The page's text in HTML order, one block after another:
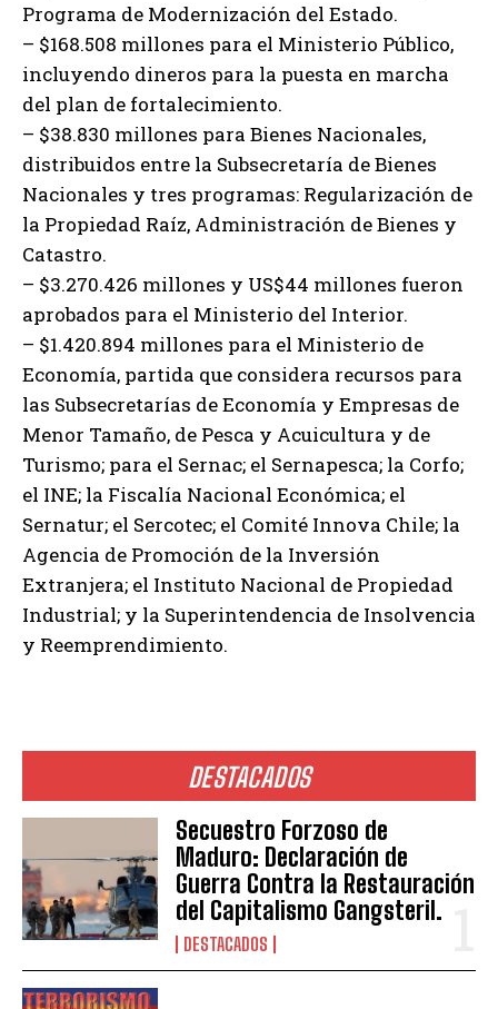
DESTACADOS
Secuestro Forzoso de
Maduro: Declaración de
Guerra Contra la Restauración
del Capitalismo Gangsteril.
DESTACADOS
Programa de Modernización del Estado.
– $168.508 millones para el Ministerio Público,
incluyendo dineros para la puesta en marcha
del plan de fortalecimiento.
– $38.830 millones para Bienes Nacionales,
distribuidos entre la Subsecretaría de Bienes
Nacionales y tres programas: Regularización de
la Propiedad Raíz, Administración de Bienes y
Catastro.
– $3.270.426 millones y US$44 millones fueron
aprobados para el Ministerio del Interior.
– $1.420.894 millones para el Ministerio de
Economía, partida que considera recursos para
las Subsecretarías de Economía y Empresas de
Menor Tamaño, de Pesca y Acuicultura y de
Turismo; para el Sernac; el Sernapesca; la Corfo;
el INE; la Fiscalía Nacional Económica; el
Sernatur; el Sercotec; el Comité Innova Chile; la
Agencia de Promoción de la Inversión
Extranjera; el Instituto Nacional de Propiedad
Industrial; y la Superintendencia de Insolvencia
y Reemprendimiento.